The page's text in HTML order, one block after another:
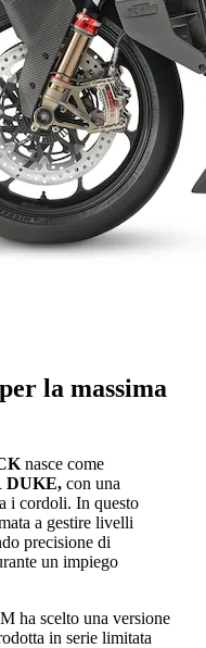
la massima
nasce come
DUKE, con una
i cordoli. In questo
a gestire livelli
precisione di
un impiego
ha scelto una versione
in serie limitata